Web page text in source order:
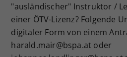
"ausländischer" Instruktor /
einer ÖTV-Lizenz? Folgende
digitaler Form von einem
harald.mair@bspa.at oder